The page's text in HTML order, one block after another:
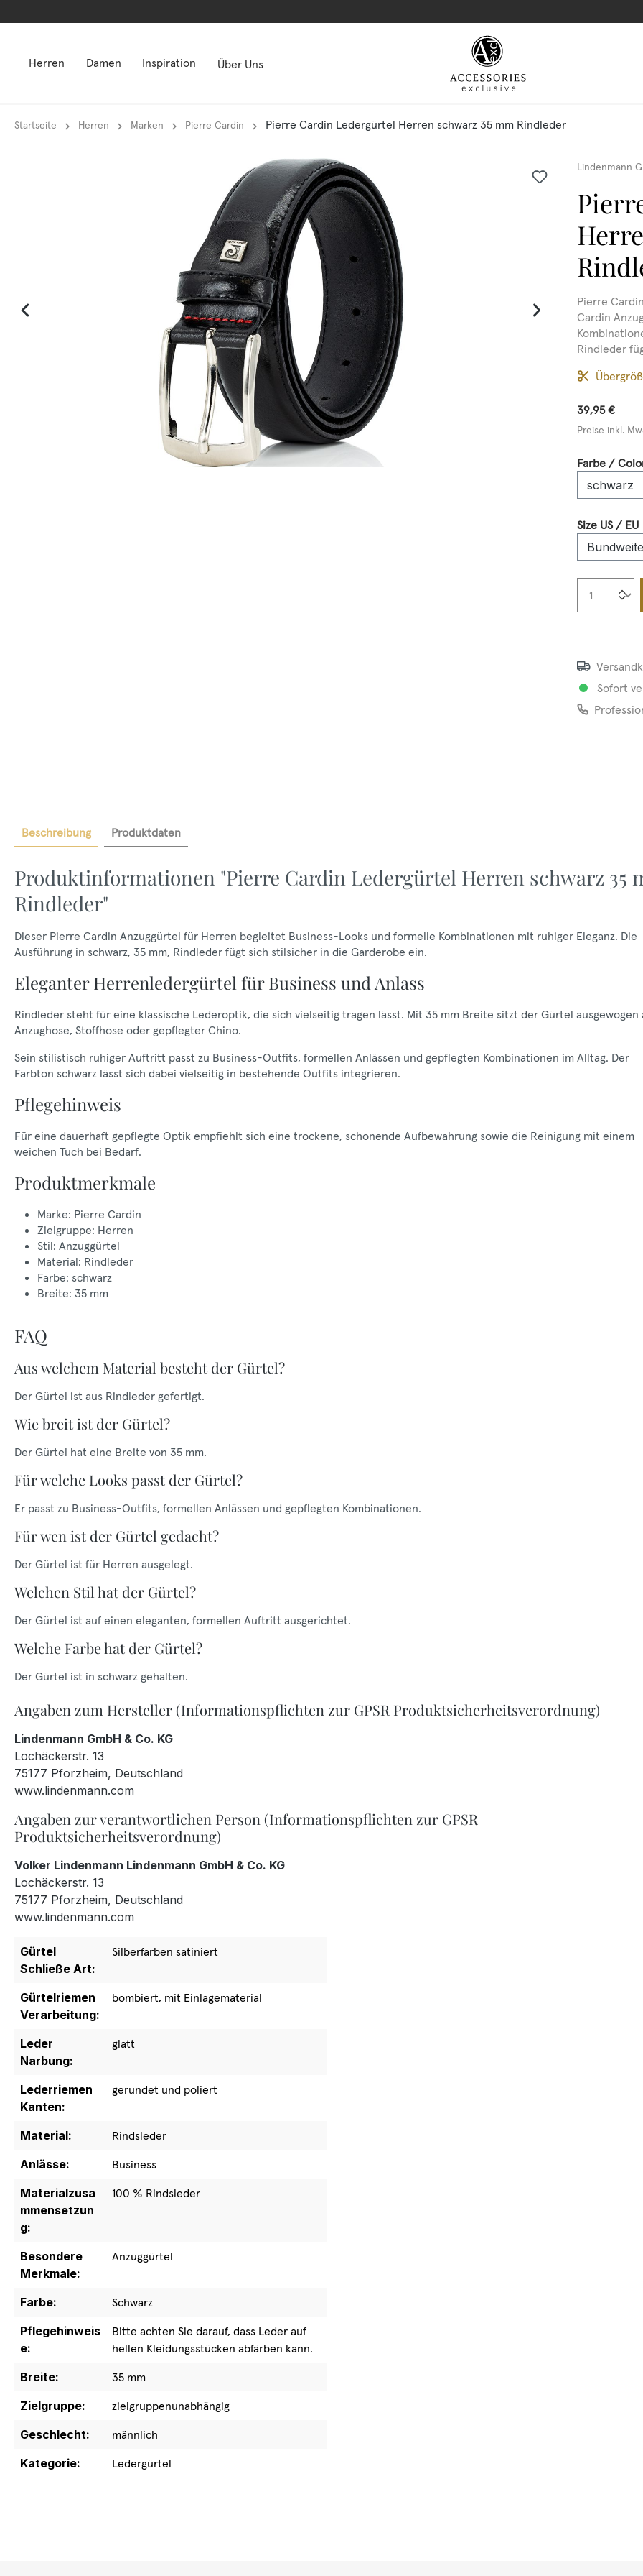
Herren Damen Inspiration Über Uns
Startseite Herren Marken Pierre Cardin Pierre Cardin Ledergürtel Herren schwarz 35 mm Rindleder
Lindenmann
Pierre
Cardin
Rindleder
39,95 €
Preise inkl.
Farbe /
Size US / EU
Sofort
Beschreibung Produktdaten
Produktinformationen "Pierre Cardin Ledergürtel Herren schwarz 35
Rindleder"
Dieser Pierre Cardin Anzuggürtel für Herren begleitet Business-Looks und formelle Kombinationen mit ruhiger Eleganz. Die
Ausführung in schwarz, 35 mm, Rindleder fügt sich stilsicher in die Garderobe ein.
Eleganter Herrenledergürtel für Business und Anlass
Rindleder steht für eine klassische Lederoptik, die sich vielseitig tragen lässt. Mit 35 mm Breite sitzt der Gürtel ausgewogen
Anzughose, Stoffhose oder gepflegter Chino.
Sein stilistisch ruhiger Auftritt passt zu Business-Outfits, formellen Anlässen und gepflegten Kombinationen im Alltag. Der
Farbton schwarz lässt sich dabei vielseitig in bestehende Outfits integrieren.
Pflegehinweis
Für eine dauerhaft gepflegte Optik empfiehlt sich eine trockene, schonende Aufbewahrung sowie die Reinigung mit einem
weichen Tuch bei Bedarf.
Produktmerkmale
Marke: Pierre Cardin
Zielgruppe: Herren
Stil: Anzuggürtel
Material: Rindleder
Farbe: schwarz
Breite: 35 mm
FAQ
Aus welchem Material besteht der Gürtel?
Der Gürtel ist aus Rindleder gefertigt.
Wie breit ist der Gürtel?
Der Gürtel hat eine Breite von 35 mm.
Für welche Looks passt der Gürtel?
Er passt zu Business-Outfits, formellen Anlässen und gepflegten Kombinationen.
Für wen ist der Gürtel gedacht?
Der Gürtel ist für Herren ausgelegt.
Welchen Stil hat der Gürtel?
Der Gürtel ist auf einen eleganten, formellen Auftritt ausgerichtet.
Welche Farbe hat der Gürtel?
Der Gürtel ist in schwarz gehalten.
Angaben zum Hersteller (Informationspflichten zur GPSR Produktsicherheitsverordnung)
Lindenmann GmbH & Co. KG
Lochäckerstr. 13
75177 Pforzheim, Deutschland
www.lindenmann.com
Angaben zur verantwortlichen Person (Informationspflichten zur GPSR
Produktsicherheitsverordnung)
Volker Lindenmann Lindenmann GmbH & Co. KG
Lochäckerstr. 13
75177 Pforzheim, Deutschland
www.lindenmann.com
Gürtel
Schließe Art:
Silberfarben satiniert
Gürtelriemen
Verarbeitung:
bombiert, mit Einlagematerial
Leder
Narbung:
glatt
Lederriemen
Kanten:
gerundet und poliert
Material:
Rindsleder
Anlässe:
Business
Materialzusa
mmensetzun
g:
100 % Rindsleder
Besondere
Merkmale:
Anzuggürtel
Farbe:
Schwarz
Pflegehinweis
e:
Bitte achten Sie darauf, dass Leder auf
hellen Kleidungsstücken abfärben kann.
Breite:
35 mm
Zielgruppe:
zielgruppenunabhängig
Geschlecht:
männlich
Kategorie:
Ledergürtel